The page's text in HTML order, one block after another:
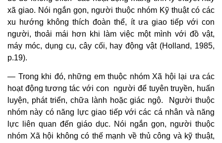
xã giao. Nói ngắn gọn, người thuộc nhóm Kỹ thuật có các
xu hướng không thích đoàn thể, ít ưa giao tiếp với con
người, thoải mái hơn khi làm việc một mình với đồ vật,
máy móc, dụng cụ, cây cối, hay động vật (Holland, 1985,
p.19).
— Trong khi đó, những em thuộc nhóm Xã hội lại ưa các
hoạt động tương tác với con người để tuyên truyền, huấn
luyện, phát triển, chữa lành hoặc giác ngộ. Người thuộc
nhóm này có năng lực giao tiếp với các cá nhân và năng
lực liên quan đến giáo dục. Nói ngắn gọn, người thuộc
nhóm Xã hội không có thế mạnh về thủ công và kỹ thuật,